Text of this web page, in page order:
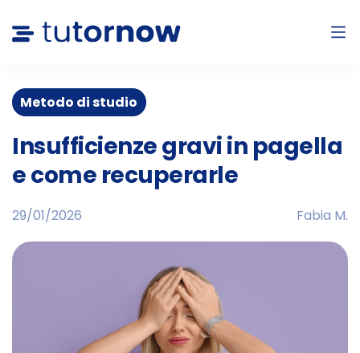
Metodo di studio
Insufficienze gravi in pagella
e come recuperarle
29/01/2026 Fabia M.